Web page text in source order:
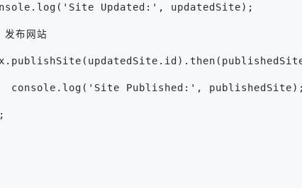
Updated:', updatedSite);
布网站
console.log('Site Published:', publishedSite);